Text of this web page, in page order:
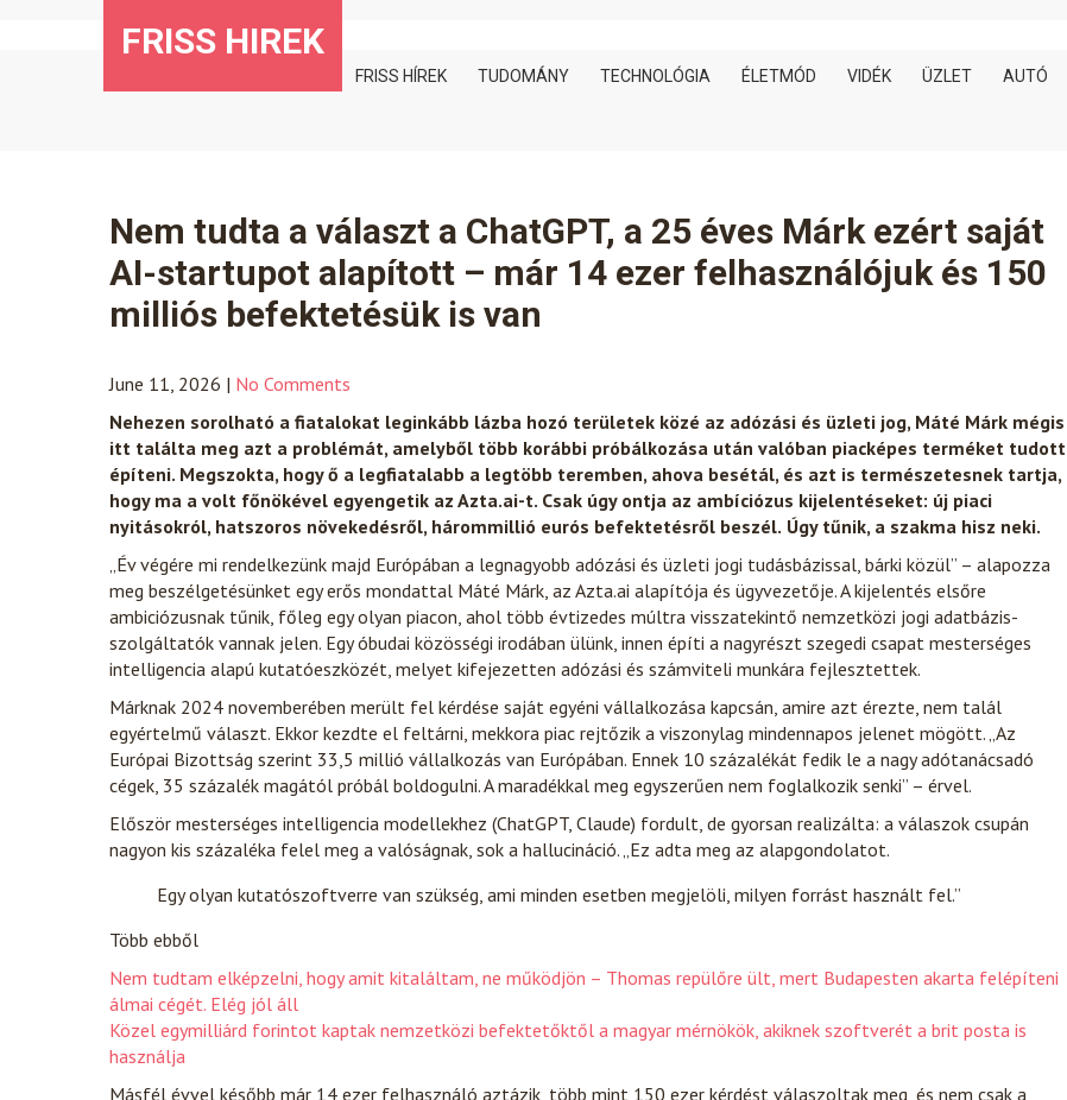
FRISS HIREK
FRISS HÍREK TUDOMÁNY TECHNOLÓGIA ÉLETMÓD VIDÉK ÜZLET AUTÓ
Nem tudta a választ a ChatGPT, a 25 éves Márk ezért saját
AI-startupot alapított – már 14 ezer felhasználójuk és 150
milliós befektetésük is van
June 11, 2026 | No Comments
Nehezen sorolható a fiatalokat leginkább lázba hozó területek közé az adózási és üzleti jog, Máté Márk mégis
itt találta meg azt a problémát, amelyből több korábbi próbálkozása után valóban piacképes terméket tudott
építeni. Megszokta, hogy ő a legfiatalabb a legtöbb teremben, ahova besétál, és azt is természetesnek tartja,
hogy ma a volt főnökével egyengetik az Azta.ai-t. Csak úgy ontja az ambíciózus kijelentéseket: új piaci
nyitásokról, hatszoros növekedésről, hárommillió eurós befektetésről beszél. Úgy tűnik, a szakma hisz neki.
„Év végére mi rendelkezünk majd Európában a legnagyobb adózási és üzleti jogi tudásbázissal, bárki közül” – alapozza
meg beszélgetésünket egy erős mondattal Máté Márk, az Azta.ai alapítója és ügyvezetője. A kijelentés elsőre
ambiciózusnak tűnik, főleg egy olyan piacon, ahol több évtizedes múltra visszatekintő nemzetközi jogi adatbázis-
szolgáltatók vannak jelen. Egy óbudai közösségi irodában ülünk, innen építi a nagyrészt szegedi csapat mesterséges
intelligencia alapú kutatóeszközét, melyet kifejezetten adózási és számviteli munkára fejlesztettek.
Márknak 2024 novemberében merült fel kérdése saját egyéni vállalkozása kapcsán, amire azt érezte, nem talál
egyértelmű választ. Ekkor kezdte el feltárni, mekkora piac rejtőzik a viszonylag mindennapos jelenet mögött. „Az
Európai Bizottság szerint 33,5 millió vállalkozás van Európában. Ennek 10 százalékát fedik le a nagy adótanácsadó
cégek, 35 százalék magától próbál boldogulni. A maradékkal meg egyszerűen nem foglalkozik senki” – érvel.
Először mesterséges intelligencia modellekhez (ChatGPT, Claude) fordult, de gyorsan realizálta: a válaszok csupán
nagyon kis százaléka felel meg a valóságnak, sok a hallucináció. „Ez adta meg az alapgondolatot.
Egy olyan kutatószoftverre van szükség, ami minden esetben megjelöli, milyen forrást használt fel.”
Több ebből
Nem tudtam elképzelni, hogy amit kitaláltam, ne működjön – Thomas repülőre ült, mert Budapesten akarta felépíteni
álmai cégét. Elég jól áll
Közel egymilliárd forintot kaptak nemzetközi befektetőktől a magyar mérnökök, akiknek szoftverét a brit posta is
használja
Másfél évvel később már 14 ezer felhasználó aztázik, több mint 150 ezer kérdést válaszoltak meg, és nem csak a